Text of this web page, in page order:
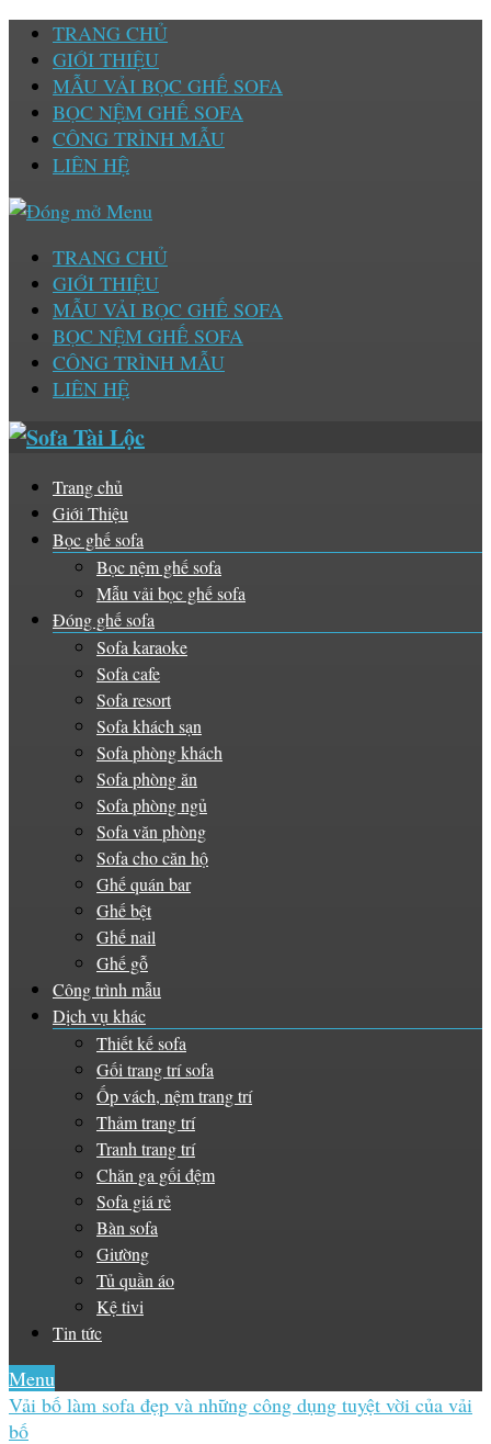
TRANG CHỦ
GIỚI THIỆU
MẪU VẢI BỌC GHẾ SOFA
BỌC NỆM GHẾ SOFA
CÔNG TRÌNH MẪU
LIÊN HỆ
TRANG CHỦ
GIỚI THIỆU
MẪU VẢI BỌC GHẾ SOFA
BỌC NỆM GHẾ SOFA
CÔNG TRÌNH MẪU
LIÊN HỆ
Trang chủ
Giới Thiệu
Bọc ghế sofa
Bọc nệm ghế sofa
Mẫu vải bọc ghế sofa
Đóng ghế sofa
Sofa karaoke
Sofa cafe
Sofa resort
Sofa khách sạn
Sofa phòng khách
Sofa phòng ăn
Sofa phòng ngủ
Sofa văn phòng
Sofa cho căn hộ
Ghế quán bar
Ghế bệt
Ghế nail
Ghế gỗ
Công trình mẫu
Dịch vụ khác
Thiết kế sofa
Gối trang trí sofa
Ốp vách, nệm trang trí
Thảm trang trí
Tranh trang trí
Chăn ga gối đệm
Sofa giá rẻ
Bàn sofa
Giường
Tủ quần áo
Kệ tivi
Tin tức
Menu
Vải bố làm sofa đẹp và những công dụng tuyệt vời của vải
bố